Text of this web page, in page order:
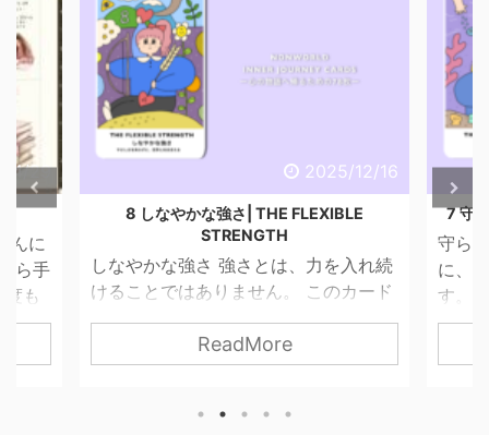
29
に
手
も
2025/12/16
8 しなやかな強さ| THE FLEXIBLE
STRENGTH
しなやかな強さ 強さとは、力を入れ続
けることではありません。 このカード
が描くのは、やさしさを失わずに、世
界と関わっていく力。 無理に押し切ら
なくてもいい。 我慢し続けなくてもい
け力を使えばいいのです。 弓を引く手
ReadMore
7 守ら
守られ
に、
す。
ってい